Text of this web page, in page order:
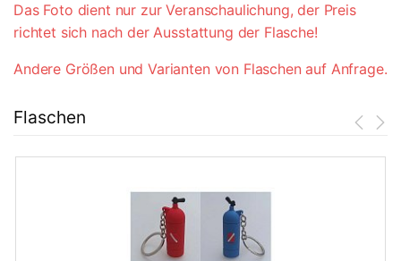
Das Foto dient nur zur Veranschaulichung, der Preis
richtet sich nach der Ausstattung der Flasche!
Andere Größen und Varianten von Flaschen auf Anfrage.
Flaschen